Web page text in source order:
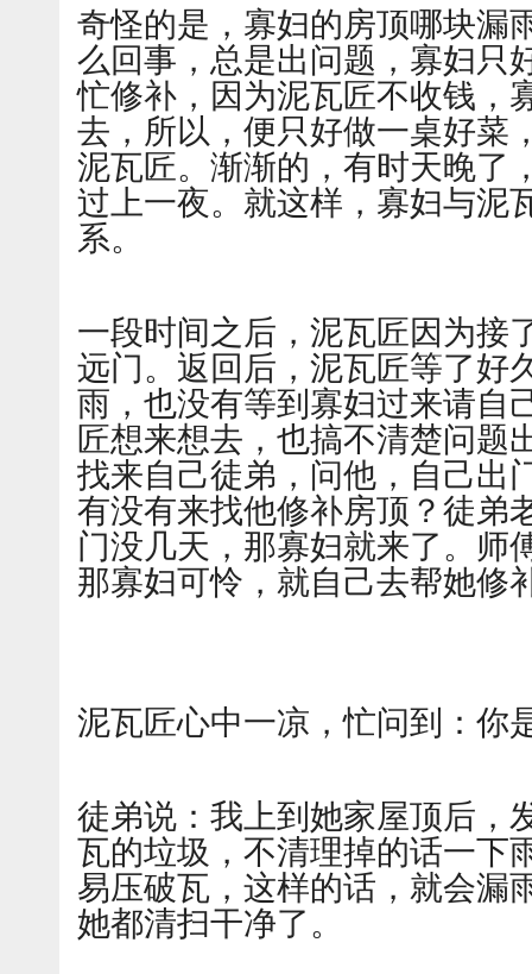
奇怪的是，寡妇的房顶哪块漏
么回事，总是出问题，寡妇只
忙修补，因为泥瓦匠不收钱，
去，所以，便只好做一桌好菜
泥瓦匠。渐渐的，有时天晚了
过上一夜。就这样，寡妇与泥
系。
一段时间之后，泥瓦匠因为接
远门。返回后，泥瓦匠等了好
雨，也没有等到寡妇过来请自
匠想来想去，也搞不清楚问题
找来自己徒弟，问他，自己出
有没有来找他修补房顶？徒弟
门没几天，那寡妇就来了。师
那寡妇可怜，就自己去帮她修
泥瓦匠心中一凉，忙问到：你
徒弟说：我上到她家屋顶后，
瓦的垃圾，不清理掉的话一下
易压破瓦，这样的话，就会漏
她都清扫干净了。